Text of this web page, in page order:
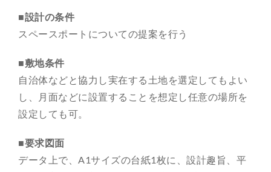
■設計の条件
スペースポートについての提案を行う
■敷地条件
自治体などと協力し実在する土地を選定してもよい
し、月面などに設置することを想定し任意の場所を
設定しても可。
■要求図面
データ上で、A1サイズの台紙1枚に、設計趣旨、平